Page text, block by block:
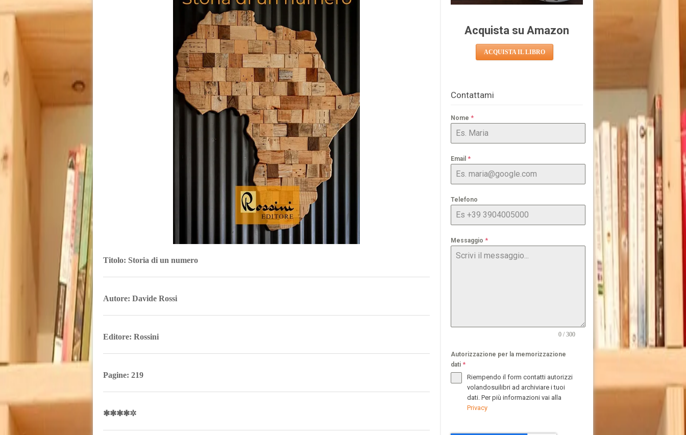
Titolo: Storia di un numero
Autore: Davide Rossi
Editore: Rossini
Pagine: 219
✱✱✱✱✲
Acquista su Amazon
ACQUISTA IL LIBRO
Contattami
Nome *
Email *
Telefono
Messaggio *
0 / 300
Autorizzazione per la memorizzazione
dati *
Riempendo il form contatti autorizzi
volandosuilibri ad archiviare i tuoi
dati. Per più informazioni vai alla
Privacy